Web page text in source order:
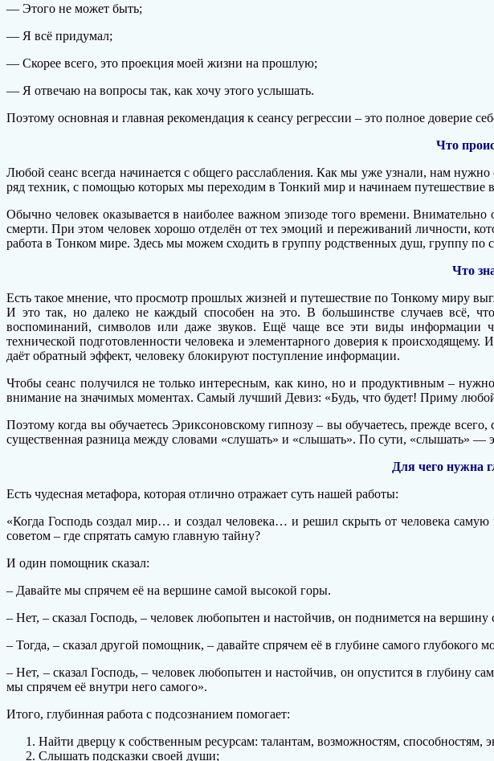
— Этого не может быть;
— Я всё придумал;
— Скорее всего, это проекция моей жизни на прошлую;
— Я отвечаю на вопросы так, как хочу этого услышать.
Поэтому основная и главная рекомендация к сеансу регрессии – это полное доверие
Что
Любой сеанс всегда начинается с общего расслабления. Как мы уже узнали, нам
ряд техник, с помощью которых мы переходим в Тонкий мир и начинаем
Обычно человек оказывается в наиболее важном эпизоде того времени.
смерти. При этом человек хорошо отделён от тех эмоций и переживаний личности,
работа в Тонком мире. Здесь мы можем сходить в группу родственных душ, группу
Что
Есть такое мнение, что просмотр прошлых жизней и путешествие по Тонкому миру
И это так, но далеко не каждый способен на это. В большинстве случаев всё,
воспоминаний, символов или даже звуков. Ещё чаще все эти виды информации
технической подготовленности человека и элементарного доверия к
даёт обратный эффект, человеку блокируют поступление информации.
Чтобы сеанс получился не только интересным, как кино, но и продуктивным –
внимание на значимых моментах. Самый лучший Девиз: «Будь, что будет! Приму любой
Поэтому когда вы обучаетесь Эриксоновскому гипнозу – вы обучаетесь, прежде
существенная разница между словами «слушать» и «слышать». По сути, «слышать»
Для чего нужна
Есть чудесная метафора, которая отлично отражает суть нашей работы:
«Когда Господь создал мир… и создал человека… и решил скрыть от человека
советом – где спрятать самую главную тайну?
И один помощник сказал:
– Давайте мы спрячем её на вершине самой высокой горы.
– Нет, – сказал Господь, – человек любопытен и настойчив, он поднимется на вершину
– Тогда, – сказал другой помощник, – давайте спрячем её в глубине самого глубокого
– Нет, – сказал Господь, – человек любопытен и настойчив, он опустится в глубину
мы спрячем её внутри него самого».
Итого, глубинная работа с подсознанием помогает:
Найти дверцу к собственным ресурсам: талантам, возможностям, способностям,
Слышать подсказки своей души;